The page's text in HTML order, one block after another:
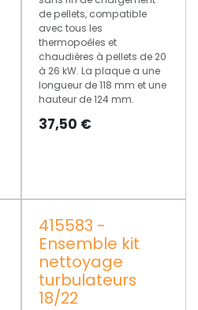
de pellets, compatible
avec tous les
thermopoêles et
chaudières à pellets de 20
à 26 kW. La plaque a une
longueur de 118 mm et une
hauteur de 124 mm.
37,50 €
415583 -
Ensemble kit
nettoyage
turbulateurs
18/22